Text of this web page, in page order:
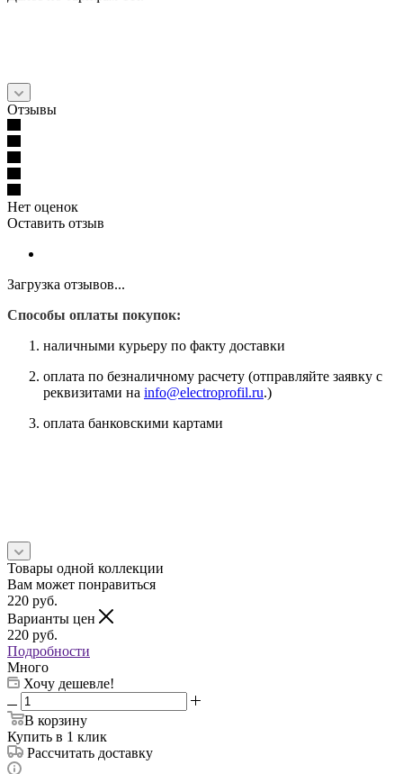
Отзывы
Нет оценок
Оставить отзыв
Загрузка отзывов...
Способы оплаты покупок:
наличными курьеру по факту доставки
оплата по безналичному расчету (отправляйте заявку с
реквизитами на info@electroprofil.ru.)
оплата банковскими картами
Товары одной коллекции
Вам может понравиться
220 руб.
Варианты цен
220 руб.
Подробности
Много
Хочу дешевле!
В корзину
Купить в 1 клик
Рассчитать доставку